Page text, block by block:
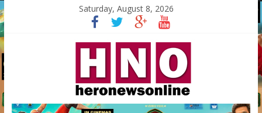
Saturday, August 8, 2026